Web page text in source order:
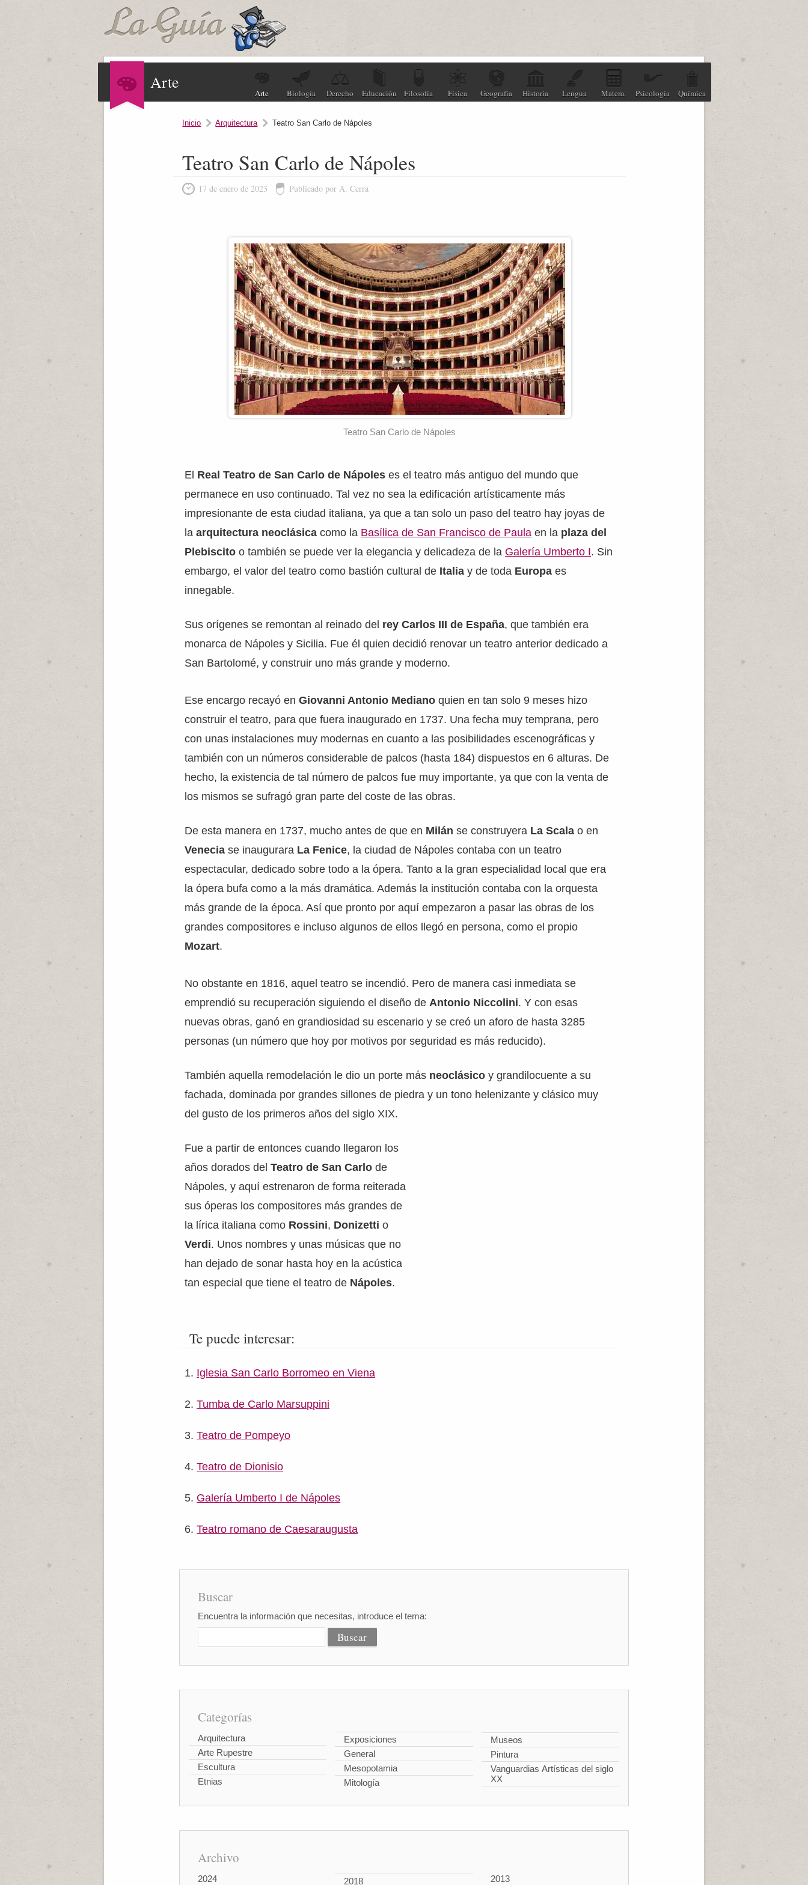
Arte
Arte Biología Derecho Educación Filosofía Física Geografía Historia Lengua Matem. Psicología Química
Inicio Arquitectura Teatro San Carlo de Nápoles
Teatro San Carlo de Nápoles
17 de enero de 2023 Publicado por A. Cerra
Teatro San Carlo de Nápoles
El Real Teatro de San Carlo de Nápoles es el teatro más antiguo del mundo que
permanece en uso continuado. Tal vez no sea la edificación artísticamente más
impresionante de esta ciudad italiana, ya que a tan solo un paso del teatro hay joyas de
laarquitectura neoclásica como la Basílica de San Francisco de Paula en la plaza del
Plebiscito o también se puede ver la elegancia y delicadeza de la Galería Umberto I. Sin
embargo, el valor del teatro como bastión cultural de Italia y de toda Europa es
innegable.
Sus orígenes se remontan al reinado del rey Carlos III de España, que también era
monarca de Nápoles y Sicilia. Fue él quien decidió renovar un teatro anterior dedicado a
San Bartolomé, y construir uno más grande y moderno.
Ese encargo recayó enGiovanni Antonio Mediano quien en tan solo 9 meses hizo
construir el teatro, para que fuera inaugurado en 1737. Una fecha muy temprana, pero
con unas instalaciones muy modernas en cuanto a las posibilidades escenográficas y
también con un números considerable de palcos (hasta 184) dispuestos en 6 alturas. De
hecho, la existencia de tal número de palcos fue muy importante, ya que con la venta de
los mismos se sufragó gran parte del coste de las obras.
De esta manera en 1737, mucho antes de que en Milán se construyera La Scala o en
Venecia se inaugurara La Fenice, la ciudad de Nápoles contaba con un teatro
espectacular, dedicado sobre todo a la ópera. Tanto a la gran especialidad local que era
la ópera bufa como a la más dramática. Además la institución contaba con la orquesta
más grande de la época. Así que pronto por aquí empezaron a pasar las obras de los
grandes compositores e incluso algunos de ellos llegó en persona, como el propio
Mozart.
No obstante en 1816, aquel teatro se incendió. Pero de manera casi inmediata se
emprendió su recuperación siguiendo el diseño deAntonio Niccolini. Y con esas
nuevas obras, ganó en grandiosidad su escenario y se creó un aforo de hasta 3285
personas (un número que hoy por motivos por seguridad es más reducido).
También aquella remodelación le dio un porte más neoclásico y grandilocuente a su
fachada, dominada por grandes sillones de piedra y un tono helenizante y clásico muy
del gusto de los primeros años del siglo XIX.
Fue a partir de entonces cuando llegaron los
años dorados delTeatro de San Carlo de
Nápoles, y aquí estrenaron de forma reiterada
sus óperas los compositores más grandes de
la lírica italiana como Rossini, Donizetti o
Verdi. Unos nombres y unas músicas que no
han dejado de sonar hasta hoy en la acústica
tan especial que tiene el teatro de Nápoles.
Te puede interesar:
Iglesia San Carlo Borromeo en Viena
Tumba de Carlo Marsuppini
Teatro de Pompeyo
Teatro de Dionisio
Galería Umberto I de Nápoles
Teatro romano de Caesaraugusta
Buscar
Encuentra la información que necesitas, introduce el tema:
Categorías
Arquitectura
Arte Rupestre
Escultura
Etnias
Exposiciones
General
Mesopotamia
Mitología
Museos
Pintura
Vanguardias Artísticas del siglo
XX
Archivo
2024 2018 2013